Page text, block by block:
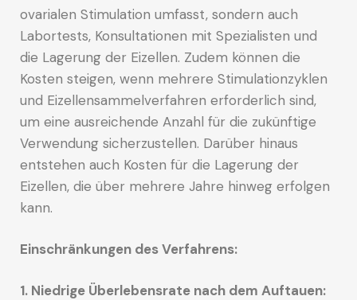
ovarialen Stimulation umfasst, sondern auch
Labortests, Konsultationen mit Spezialisten und
die Lagerung der Eizellen. Zudem können die
Kosten steigen, wenn mehrere Stimulationzyklen
und Eizellensammelverfahren erforderlich sind,
um eine ausreichende Anzahl für die zukünftige
Verwendung sicherzustellen. Darüber hinaus
entstehen auch Kosten für die Lagerung der
Eizellen, die über mehrere Jahre hinweg erfolgen
kann.
Einschränkungen des Verfahrens:
1. Niedrige Überlebensrate nach dem Auftauen: